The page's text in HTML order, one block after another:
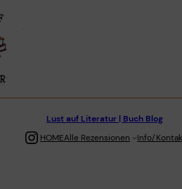
Lust auf Literatur | Buch Blog
Instagram
HOMEAlle Rezensionen Info/